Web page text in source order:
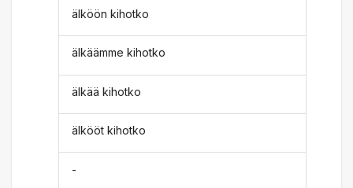
älköön kihotko
älkäämme kihotko
älkää kihotko
älkööt kihotko
-